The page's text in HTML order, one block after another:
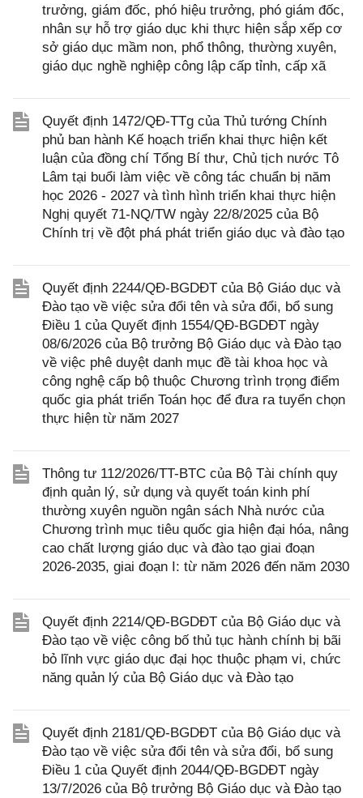
trưởng, giám đốc, phó hiệu trưởng, phó giám đốc,
nhân sự hỗ trợ giáo dục khi thực hiện sắp xếp cơ
sở giáo dục mầm non, phổ thông, thường xuyên,
giáo dục nghề nghiệp công lập cấp tỉnh, cấp xã
Quyết định 1472/QĐ-TTg của Thủ tướng Chính
phủ ban hành Kế hoạch triển khai thực hiện kết
luận của đồng chí Tổng Bí thư, Chủ tịch nước Tô
Lâm tại buổi làm việc về công tác chuẩn bị năm
học 2026 - 2027 và tình hình triển khai thực hiện
Nghị quyết 71-NQ/TW ngày 22/8/2025 của Bộ
Chính trị về đột phá phát triển giáo dục và đào tạo
Quyết định 2244/QĐ-BGDĐT của Bộ Giáo dục và
Đào tạo về việc sửa đổi tên và sửa đổi, bổ sung
Điều 1 của Quyết định 1554/QĐ-BGDĐT ngày
08/6/2026 của Bộ trưởng Bộ Giáo dục và Đào tạo
về việc phê duyệt danh mục đề tài khoa học và
công nghệ cấp bộ thuộc Chương trình trọng điểm
quốc gia phát triển Toán học để đưa ra tuyển chọn
thực hiện từ năm 2027
Thông tư 112/2026/TT-BTC của Bộ Tài chính quy
định quản lý, sử dụng và quyết toán kinh phí
thường xuyên nguồn ngân sách Nhà nước của
Chương trình mục tiêu quốc gia hiện đại hóa, nâng
cao chất lượng giáo dục và đào tạo giai đoạn
2026-2035, giai đoạn I: từ năm 2026 đến năm 2030
Quyết định 2214/QĐ-BGDĐT của Bộ Giáo dục và
Đào tạo về việc công bố thủ tục hành chính bị bãi
bỏ lĩnh vực giáo dục đại học thuộc phạm vi, chức
năng quản lý của Bộ Giáo dục và Đào tạo
Quyết định 2181/QĐ-BGDĐT của Bộ Giáo dục và
Đào tạo về việc sửa đổi tên và sửa đổi, bổ sung
Điều 1 của Quyết định 2044/QĐ-BGDĐT ngày
13/7/2026 của Bộ trưởng Bộ Giáo dục và Đào tạo